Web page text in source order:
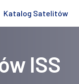
Katalog Satelitów
ISS